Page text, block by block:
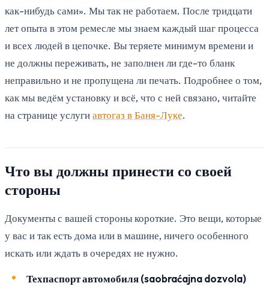
как-нибудь сами». Мы так не работаем. После тридцати
лет опыта в этом ремесле мы знаем каждый шаг процесса
и всех людей в цепочке. Вы теряете минимум времени и
не должны переживать, не заполнен ли где-то бланк
неправильно и не пропущена ли печать. Подробнее о том,
как мы ведём установку и всё, что с ней связано, читайте
на странице услугиавтогаз в Баня-Луке.
Что вы должны принести со своей
стороны
Документы с вашей стороны короткие. Это вещи, которые
у вас и так есть дома или в машине, ничего особенного
искать или ждать в очередях не нужно.
Техпаспорт автомобиля (saobraćajna dozvola)